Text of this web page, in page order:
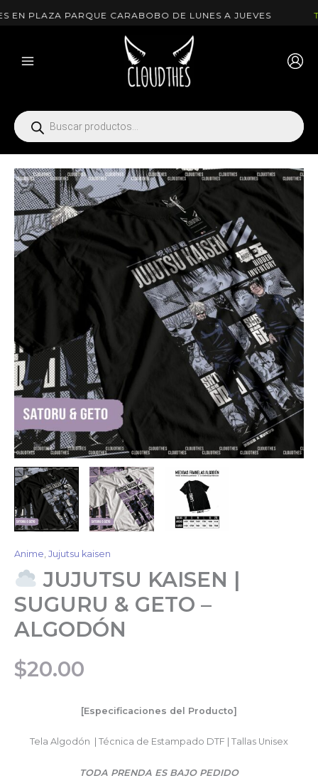
al
PLAZA PARQUE CARABOBO DE LUNES A JUEVES T-
Búsqueda
de
productos
Anime Jujutsu kaisen
JUJUTSU KAISEN |
SUGURU & GETO –
ALGODÓN
$20.00
[Especificaciones del Producto]
Tela Algodón | Técnica de Estampado DTF | Tallas Unisex
TODA PRENDA ES BAJO PEDIDO